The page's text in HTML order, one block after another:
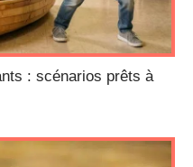
: scénarios prêts à